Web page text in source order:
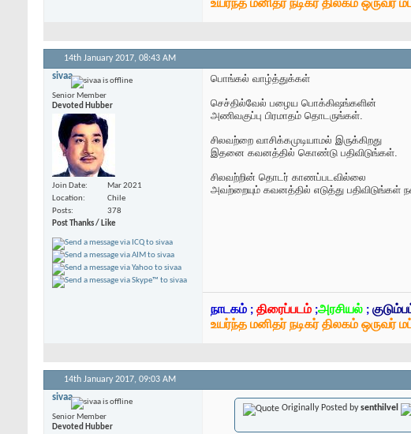
உயர்ந்த மனிதர் நடிகர் திலகம் ஒருவர்
14th January 2017, 08:43 AM
sivaa
Senior Member
Devoted Hubber
Join Date
Mar 2021
Location
Chile
Posts
378
Post Thanks / Like
பொங்கல் வாழ்த்துக்கள்
செச்தில்வேல் பழைய பொக்கிஷங்களின்
அணிவகுப்பு பிரமாதம் தொடருங்கள்.
சிலவற்றை வாசிக்கமுடியாமல் இருக்கிறது
இதனை கவனத்தில் கொண்டு பதிவிடுங்கள்.
சிலவற்றின் தொடர் காணப்படவில்லை
அவற்றையும் கவனத்தில் எடுத்து பதிவிடுங்கள்
நாடகம் ; திரைப்படம் ;அரசியல் ;
உயர்ந்த மனிதர் நடிகர் திலகம் ஒருவர்
14th January 2017, 09:03 AM
sivaa
Senior Member
Devoted Hubber
Originally Posted bysenthilvel